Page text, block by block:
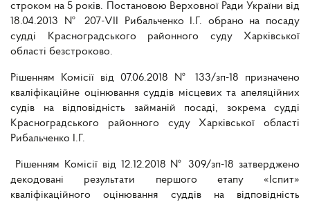
строком на 5 років. Постановою Верховної Ради України від
18.04.2013 № 207-VII Рибальченко І.Г. обрано на посаду
судді Красноградського районного суду Харківської
області безстроково.
Рішенням Комісії від 07.06.2018 № 133/зп-18 призначено
кваліфікаційне оцінювання суддів місцевих та апеляційних
судів на відповідність займаній посаді, зокрема судді
Красноградського районного суду Харківської області
Рибальченко І.Г.
Рішенням Комісії від 12.12.2018 № 309/зп-18 затверджено
декодовані результати першого етапу «Іспит»
кваліфікаційного оцінювання суддів на відповідність